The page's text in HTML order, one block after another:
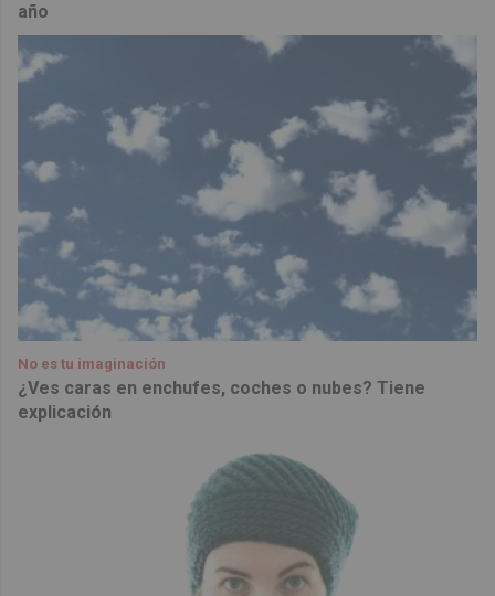
año
No es tu imaginación
¿Ves caras en enchufes, coches o nubes? Tiene
explicación